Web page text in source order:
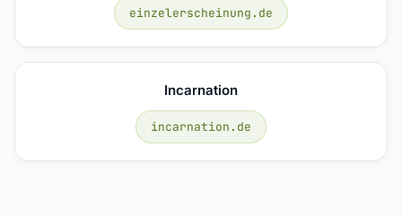
einzelerscheinung.de
Incarnation
incarnation.de